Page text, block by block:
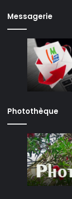
Messagerie
Photothèque